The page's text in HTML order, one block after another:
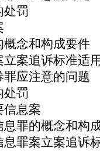
处罚
概念和构成要件
案追诉标准适
应注意的问题
处罚
信息案
罪的概念和构
罪案立案追诉